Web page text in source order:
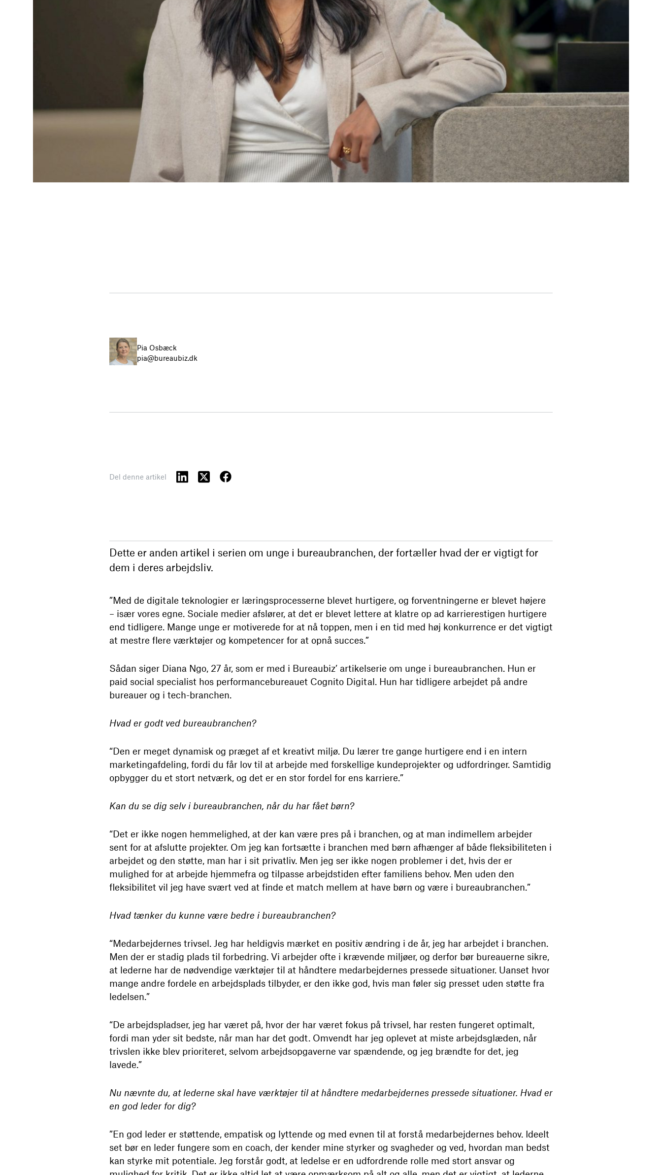
Pia Osbæck
pia@bureaubiz.dk
Del denne artikel
Dette er anden artikel i serien om unge i bureaubranchen, der fortæller hvad der er vigtigt for
dem i deres arbejdsliv.
”Med de digitale teknologier er læringsprocesserne blevet hurtigere, og forventningerne er blevet højere
– især vores egne. Sociale medier afslører, at det er blevet lettere at klatre op ad karrierestigen hurtigere
end tidligere. Mange unge er motiverede for at nå toppen, men i en tid med høj konkurrence er det vigtigt
at mestre flere værktøjer og kompetencer for at opnå succes.”
Sådan siger Diana Ngo, 27 år, som er med i Bureaubiz’ artikelserie om unge i bureaubranchen. Hun er
paid social specialist hos performancebureauet Cognito Digital. Hun har tidligere arbejdet på andre
bureauer og i tech-branchen.
Hvad er godt ved bureaubranchen?
“Den er meget dynamisk og præget af et kreativt miljø. Du lærer tre gange hurtigere end i en intern
marketingafdeling, fordi du får lov til at arbejde med forskellige kundeprojekter og udfordringer. Samtidig
opbygger du et stort netværk, og det er en stor fordel for ens karriere.”
Kan du se dig selv i bureaubranchen, når du har fået børn?
“Det er ikke nogen hemmelighed, at der kan være pres på i branchen, og at man indimellem arbejder
sent for at afslutte projekter. Om jeg kan fortsætte i branchen med børn afhænger af både fleksibiliteten i
arbejdet og den støtte, man har i sit privatliv. Men jeg ser ikke nogen problemer i det, hvis der er
mulighed for at arbejde hjemmefra og tilpasse arbejdstiden efter familiens behov. Men uden den
fleksibilitet vil jeg have svært ved at finde et match mellem at have børn og være i bureaubranchen.”
Hvad tænker du kunne være bedre i bureaubranchen?
“Medarbejdernes trivsel. Jeg har heldigvis mærket en positiv ændring i de år, jeg har arbejdet i branchen.
Men der er stadig plads til forbedring. Vi arbejder ofte i krævende miljøer, og derfor bør bureauerne sikre,
at lederne har de nødvendige værktøjer til at håndtere medarbejdernes pressede situationer. Uanset hvor
mange andre fordele en arbejdsplads tilbyder, er den ikke god, hvis man føler sig presset uden støtte fra
ledelsen.”
“De arbejdspladser, jeg har været på, hvor der har været fokus på trivsel, har resten fungeret optimalt,
fordi man yder sit bedste, når man har det godt. Omvendt har jeg oplevet at miste arbejdsglæden, når
trivslen ikke blev prioriteret, selvom arbejdsopgaverne var spændende, og jeg brændte for det, jeg
lavede.”
Nu nævnte du, at lederne skal have værktøjer til at håndtere medarbejdernes pressede situationer. Hvad er
en god leder for dig?
”En god leder er støttende, empatisk og lyttende og med evnen til at forstå medarbejdernes behov. Ideelt
set bør en leder fungere som en coach, der kender mine styrker og svagheder og ved, hvordan man bedst
kan styrke mit potentiale. Jeg forstår godt, at ledelse er en udfordrende rolle med stort ansvar og